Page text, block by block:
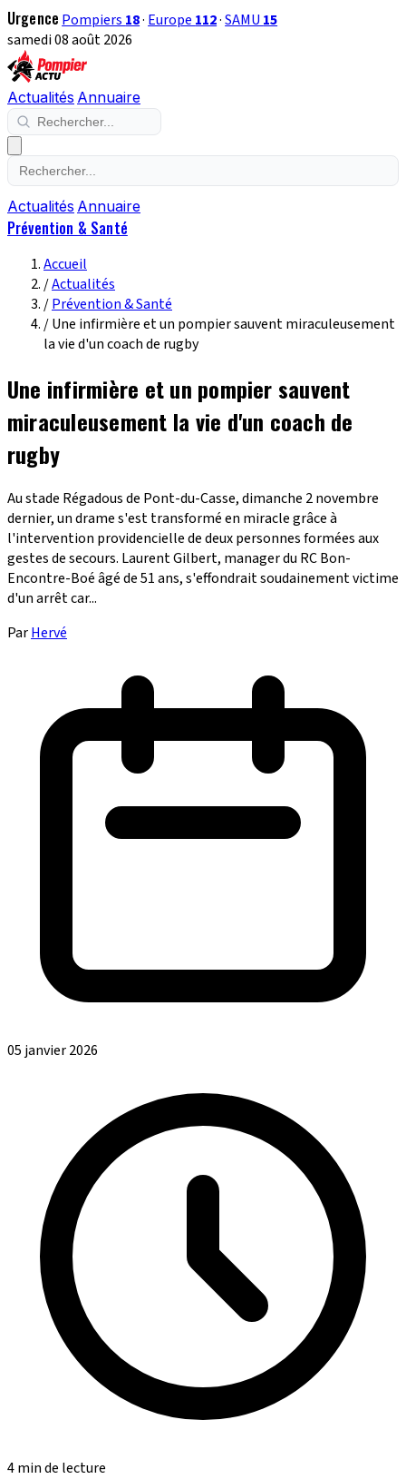
Urgence Pompiers 18· Europe 112·SAMU 15
samedi 08 août 2026
Actualités Annuaire
Actualités Annuaire
Prévention & Santé
Accueil
/Actualités
/Prévention & Santé
/Une infirmière et un pompier sauvent miraculeusement
la vie d'un coach de rugby
Une infirmière et un pompier sauvent
miraculeusement la vie d'un coach de
rugby
Au stade Régadous de Pont-du-Casse, dimanche 2 novembre
dernier, un drame s'est transformé en miracle grâce à
l'intervention providencielle de deux personnes formées aux
gestes de secours. Laurent Gilbert, manager du RC Bon-
Encontre-Boé âgé de 51 ans, s'effondrait soudainement victime
d'un arrêt car...
ParHervé
05 janvier 2026
4 min de lecture